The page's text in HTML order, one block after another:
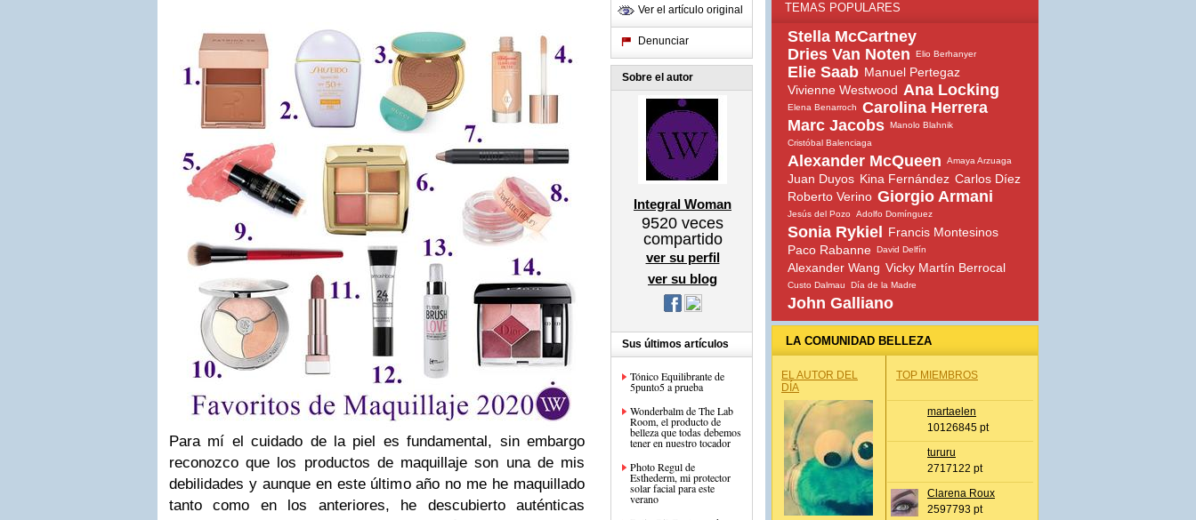
Para mí el cuidado de la piel es fundamental, sin embargo
reconozco que los productos de maquillaje son una de mis
debilidades y aunque en este último año no me he maquillado
tanto como en los anteriores, he descubierto auténticas
Ver el artículo original
Denunciar
Sobre el autor
Integral Woman
9520 veces
compartido
ver su perfil
ver su blog
Sus últimos artículos
Tónico Equilibrante de
5punto5 a prueba
Wonderbalm de The Lab
Room, el producto de
belleza que todas debemos
tener en nuestro tocador
Photo Regul de
Esthederm, mi protector
solar facial para este
verano
TEMAS POPULARES
Stella McCartney
Dries Van Noten
Elio Berhanyer
Elie Saab Manuel Pertegaz
Vivienne Westwood Ana Locking
Elena Benarroch
Carolina Herrera
Marc Jacobs Manolo Blahnik
Cristóbal Balenciaga
Alexander McQueen Amaya Arzuaga
Juan Duyos Kina Fernández Carlos Díez
Roberto Verino Giorgio Armani
Jesús del Pozo Adolfo Domínguez
Sonia Rykiel
Francis Montesinos
Paco Rabanne David Delfín
Alexander Wang Vicky Martín Berrocal
Custo Dalmau Día de la Madre
John Galliano
LA COMUNIDAD BELLEZA
EL AUTOR DEL
DÍA
TOP MIEMBROS
martaelen
10126845 pt
tururu
2717122 pt
Clarena Roux
2597793 pt